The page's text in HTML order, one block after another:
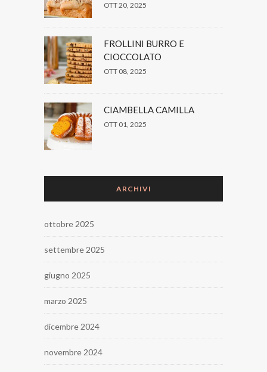
OTT 20, 2025
FROLLINI BURRO E
CIOCCOLATO
OTT 08, 2025
CIAMBELLA CAMILLA
OTT 01, 2025
ARCHIVI
ottobre 2025
settembre 2025
giugno 2025
marzo 2025
dicembre 2024
novembre 2024